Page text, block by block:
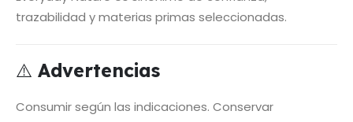
trazabilidad y materias primas seleccionadas.
⚠️ Advertencias
Consumir según las indicaciones. Conservar